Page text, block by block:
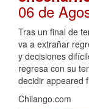
06 de
Tras un final de
va a extrañar
y decisiones
regresa con su
decidir appeared
Chilango.com